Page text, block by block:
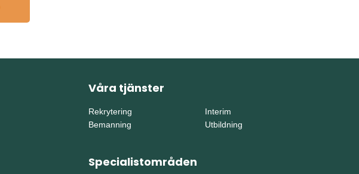
Våra tjänster
Rekrytering
Bemanning
Interim
Utbildning
Specialistområden